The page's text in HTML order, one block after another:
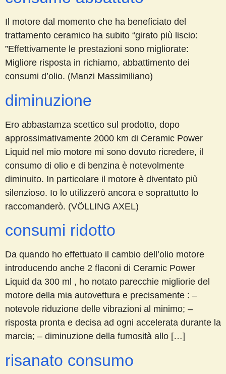
Il motore dal momento che ha beneficiato del
trattamento ceramico ha subito “girato più liscio:
”Effettivamente le prestazioni sono migliorate:
Migliore risposta in richiamo, abbattimento dei
consumi d’olio. (Manzi Massimiliano)
diminuzione
Ero abbastamza scettico sul prodotto, dopo
approssimativamente 2000 km di Ceramic Power
Liquid nel mio motore mi sono dovuto ricredere, il
consumo di olio e di benzina è notevolmente
diminuito. In particolare il motore è diventato più
silenzioso. Io lo utilizzerò ancora e soprattutto lo
raccomanderò. (VÖLLING AXEL)
consumi ridotto
Da quando ho effettuato il cambio dell’olio motore
introducendo anche 2 flaconi di Ceramic Power
Liquid da 300 ml , ho notato parecchie migliorie del
motore della mia autovettura e precisamente : –
notevole riduzione delle vibrazioni al minimo; –
risposta pronta e decisa ad ogni accelerata durante la
marcia; – diminuzione della fumosità allo […]
risanato consumo